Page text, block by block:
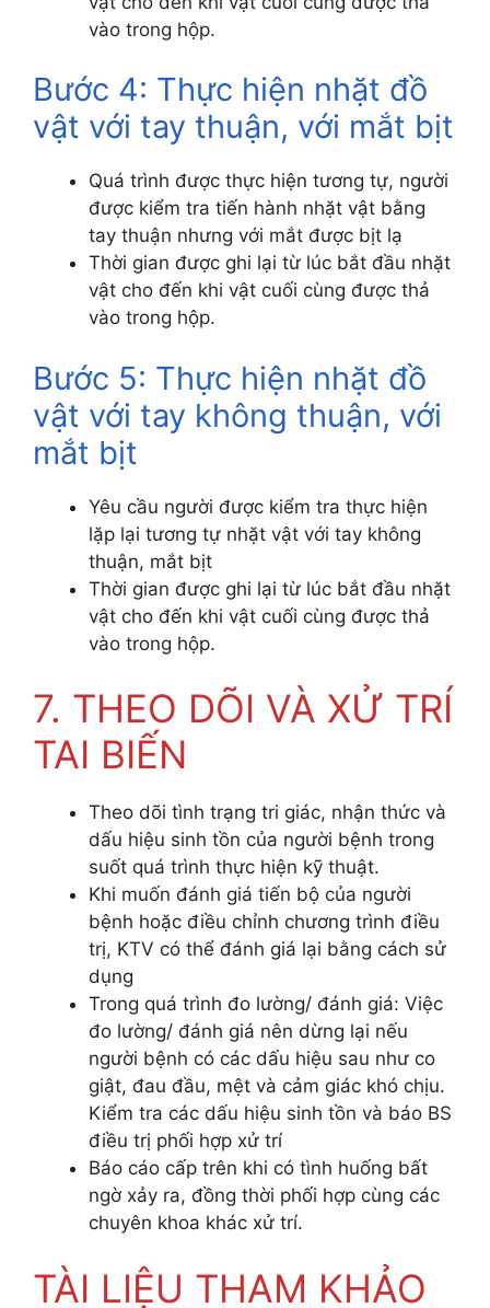
vào trong hộp.
Bước 4: Thực hiện nhặt đồ
vật với tay thuận, với mắt bịt
Quá trình được thực hiện tương tự, người
được kiểm tra tiến hành nhặt vật bằng
tay thuận nhưng với mắt được bịt lạ
Thời gian được ghi lại từ lúc bắt đầu nhặt
vật cho đến khi vật cuối cùng được thả
vào trong hộp.
Bước 5: Thực hiện nhặt đồ
vật với tay không thuận, với
mắt bịt
Yêu cầu người được kiểm tra thực hiện
lặp lại tương tự nhặt vật với tay không
thuận, mắt bịt
Thời gian được ghi lại từ lúc bắt đầu nhặt
vật cho đến khi vật cuối cùng được thả
vào trong hộp.
7. THEO DÕI VÀ XỬ TRÍ
TAI BIẾN
Theo dõi tình trạng tri giác, nhận thức và
dấu hiệu sinh tồn của người bệnh trong
suốt quá trình thực hiện kỹ thuật.
Khi muốn đánh giá tiến bộ của người
bệnh hoặc điều chỉnh chương trình điều
trị, KTV có thể đánh giá lại bằng cách sử
dụng
Trong quá trình đo lường/ đánh giá: Việc
đo lường/ đánh giá nên dừng lại nếu
người bệnh có các dấu hiệu sau như co
giật, đau đầu, mệt và cảm giác khó chịu.
Kiểm tra các dấu hiệu sinh tồn và báo BS
điều trị phối hợp xử trí
Báo cáo cấp trên khi có tình huống bất
ngờ xảy ra, đồng thời phối hợp cùng các
chuyên khoa khác xử trí.
TÀI LIỆU THAM KHẢO